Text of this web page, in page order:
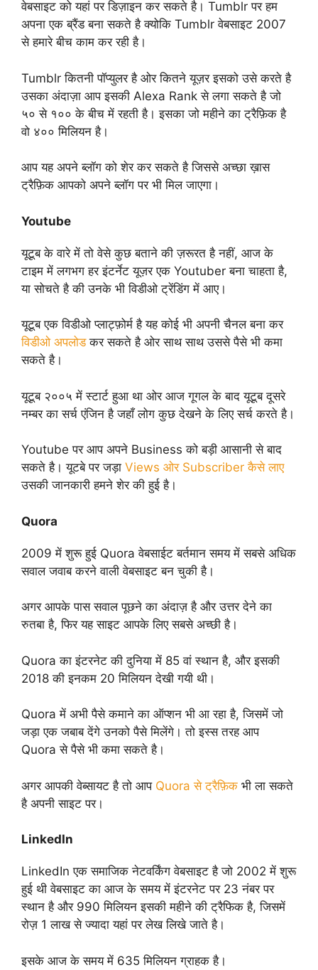
वेबसाइट को यहां पर डिज़ाइन कर सकते है। Tumblr पर हम
अपना एक ब्रैंड बना सकते है क्योकि Tumblr वेबसाइट 2007
से हमारे बीच काम कर रही है।
Tumblr कितनी पॉप्युलर है ओर कितने यूज़र इसको उसे करते है
उसका अंदाज़ा आप इसकी Alexa Rank से लगा सकते है जो
५० से १०० के बीच में रहती है। इसका जो महीने का ट्रैफ़िक है
वो ४०० मिलियन है।
आप यह अपने ब्लॉग को शेर कर सकते है जिससे अच्छा ख़ास
ट्रैफ़िक आपको अपने ब्लॉग पर भी मिल जाएगा।
Youtube
यूटूब के वारे में तो वेसे कुछ बताने की ज़रूरत है नहीं, आज के
टाइम में लगभग हर इंटर्नेट यूज़र एक Youtuber बना चाहता है,
या सोचते है की उनके भी विडीओ ट्रेंडिंग में आए।
यूटूब एक विडीओ प्लाट्फ़ोर्म है यह कोई भी अपनी चैनल बना कर
विडीओ अपलोडकर सकते है ओर साथ साथ उससे पैसे भी कमा
सकते है।
यूटूब २००५ में स्टार्ट हुआ था ओर आज गूगल के बाद यूटूब दूसरे
नम्बर का सर्च एंजिन है जहाँ लोग कुछ देखने के लिए सर्च करते है।
Youtube पर आप अपने Business को बड़ी आसानी से बाद
सकते है। यूटबे पर जड़ा Views ओर Subscriber कैसे लाए
उसकी जानकारी हमने शेर की हुई है।
Quora
2009 में शुरू हुई Quora वेबसाईट बर्तमान समय में सबसे अधिक
सवाल जवाब करने वाली वेबसाइट बन चुकी है।
अगर आपके पास सवाल पूछने का अंदाज़ है और उत्तर देने का
रुतबा है, फिर यह साइट आपके लिए सबसे अच्छी है।
Quora का इंटरनेट की दुनिया में 85 वां स्थान है, और इसकी
2018 की इनकम 20 मिलियन देखी गयी थी।
Quora में अभी पैसे कमाने का ऑप्शन भी आ रहा है, जिसमें जो
जड़ा एक जबाब देंगे उनको पैसे मिलेंगे। तो इस्स तरह आप
Quora से पैसे भी कमा सकते है।
अगर आपकी वेब्सायट है तो आप Quora से ट्रैफ़िक भी ला सकते
है अपनी साइट पर।
LinkedIn
LinkedIn एक समाजिक नेटवर्किंग वेबसाइट है जो 2002 में शुरू
हुई थी वेबसाइट का आज के समय में इंटरनेट पर 23 नंबर पर
स्थान है और 990 मिलियन इसकी महीने की ट्रैफिक है, जिसमें
रोज़ 1 लाख से ज्यादा यहां पर लेख लिखे जाते है।
इसके आज के समय में 635 मिलियन ग्राहक है।